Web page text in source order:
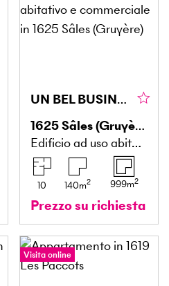
UN BEL BUSINESS DA RILEVARE
1625Sâles (Gruyère)
Edificio ad uso abitativo e commerciale
10 140m2 999m2
Prezzo su richiesta
Visita online